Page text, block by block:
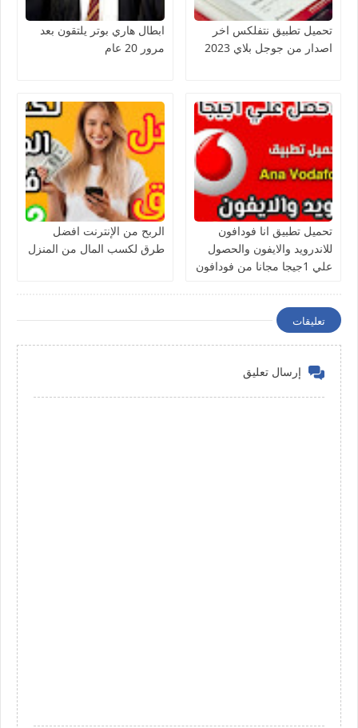
تحميل تطبيق نتفلكس اخر
اصدار من جوجل بلاي 2023
ابطال هاري بوتر يلتقون بعد
مرور 20 عام
تحميل تطبيق انا فودافون
للاندرويد والايفون والحصول
علي 1جيجا مجانا من فودافون
الربح من الإنترنت افضل
طرق لكسب المال من المنزل
تعليقات
إرسال تعليق